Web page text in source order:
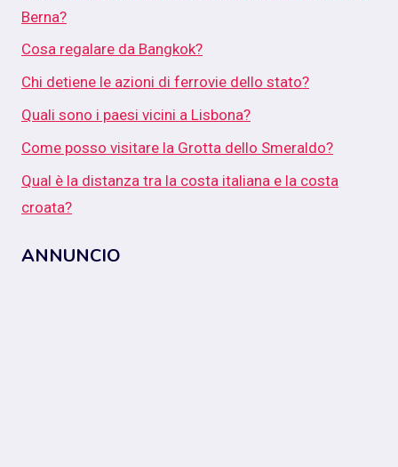
Berna?
Cosa regalare da Bangkok?
Chi detiene le azioni di ferrovie dello stato?
Quali sono i paesi vicini a Lisbona?
Come posso visitare la Grotta dello Smeraldo?
Qual è la distanza tra la costa italiana e la costa
croata?
ANNUNCIO